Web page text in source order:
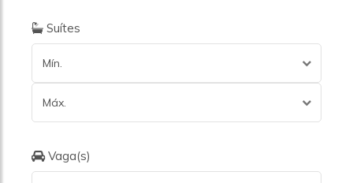
Suítes
Mín.
Máx.
Vaga(s)